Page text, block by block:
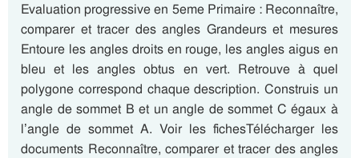
Evaluation progressive en 5eme Primaire : Reconnaître,
comparer et tracer des angles Grandeurs et mesures
Entoure les angles droits en rouge, les angles aigus en
bleu et les angles obtus en vert. Retrouve à quel
polygone correspond chaque description. Construis un
angle de sommet B et un angle de sommet C égaux à
l’angle de sommet A. Voir les fichesTélécharger les
documents Reconnaître, comparer et tracer des angles